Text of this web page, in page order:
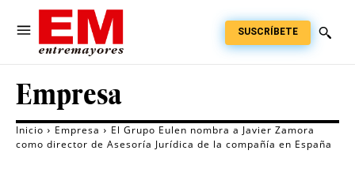
SUSCRÍBETE
Empresa
Inicio Empresa
El Grupo Eulen nombra a Javier Zamora
como director de Asesoría Jurídica de la compañía en España